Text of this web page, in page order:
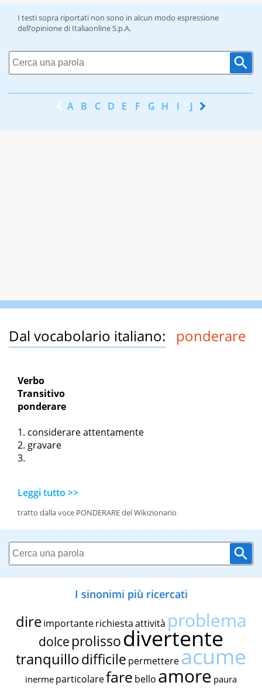
I testi sopra riportati non sono in alcun modo espressione
dell’opinione di Italiaonline S.p.A.
A B C D E F G H I J K
Dal vocabolario italiano: ponderare
Verbo
Transitivo
ponderare
considerare attentamente
gravare
Leggi tutto >>
tratto dalla voce PONDERARE del Wikizionario
I sinonimi più ricercati
dire importante richiestaattività problema
dolce prolissodivertente
tranquillodifficile permettereacume
inerme particolarefare bello amore paura